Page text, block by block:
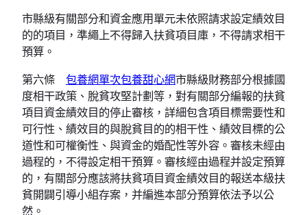
市縣級有關部分和資金應用單元未依照請求設定績效目
的的項目，準繩上不得歸入扶貧項目庫，不得請求相干
預算。
第六條 包養網單次包養甜心網市縣級財務部分根據國
度相干政策、脫貧攻堅計劃等，對有關部分編報的扶貧
項目資金績效目的停止審核，詳細包含項目標需要性和
可行性、績效目的與脫貧目的的相干性、績效目標的公
道性和可權衡性、與資金的婚配性等外容。審核未經由
過程的，不得設定相干預算。審核經由過程并設定預算
的，有關部分應該將扶貧項目資金績效目的報送本級扶
貧開闢引導小組存案，并編進本部分預算依法予以公
然。